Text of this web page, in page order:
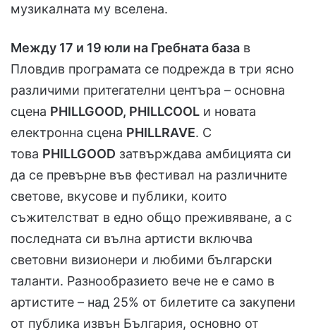
музикалната му вселена.
Между 17 и 19 юли на Гребната база в
Пловдив програмата се подрежда в три ясно
различими притегателни центъра – основна
сцена PHILLGOOD, PHILLCOOL и новата
електронна сцена PHILLRAVE. С
това PHILLGOOD затвърждава амбицията си
да се превърне във фестивал на различните
светове, вкусове и публики, които
съжителстват в едно общо преживяване, а с
последната си вълна артисти включва
световни визионери и любими български
таланти. Разнообразието вече не е само в
артистите – над 25% от билетите са закупени
от публика извън България, основно от